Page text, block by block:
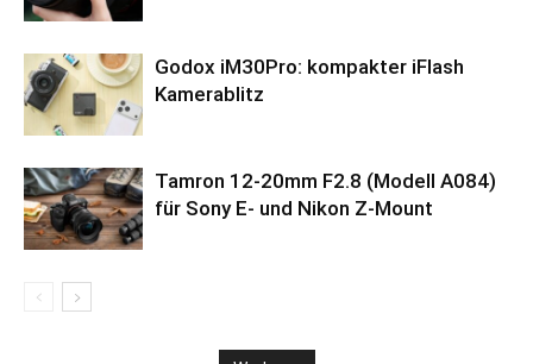
Godox iM30Pro: kompakter iFlash
Kamerablitz
Tamron 12-20mm F2.8 (Modell A084)
für Sony E- und Nikon Z-Mount